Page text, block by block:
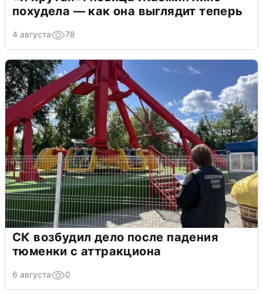
похудела — как она выглядит теперь
4 августа 78
СК возбудил дело после падения
тюменки с аттракциона
6 августа 0